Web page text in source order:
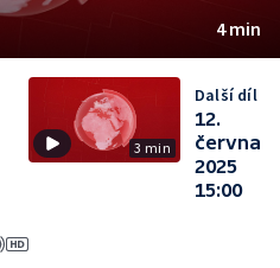
4 min
3 min
Další díl
12.
června
2025
15:00